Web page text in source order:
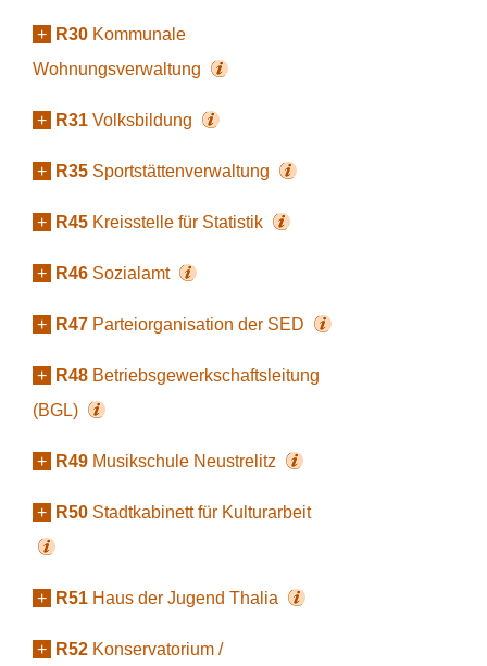
+ R30 Kommunale
Wohnungsverwaltung
+ R31 Volksbildung
+ R35 Sportstättenverwaltung
+ R45 Kreisstelle für Statistik
+ R46 Sozialamt
+ R47 Parteiorganisation der SED
+ R48 Betriebsgewerkschaftsleitung
(BGL)
+ R49 Musikschule Neustrelitz
+ R50 Stadtkabinett für Kulturarbeit
+ R51 Haus der Jugend Thalia
+ R52 Konservatorium /